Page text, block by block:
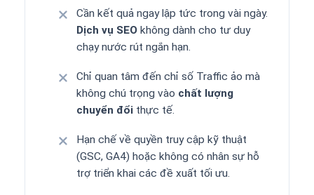
Cần kết quả ngay lập tức trong vài ngày.
Dịch vụ SEO không dành cho tư duy
chạy nước rút ngắn hạn.
Chỉ quan tâm đến chỉ số Traffic ảo mà
không chú trọng vào chất lượng
chuyển đổi thực tế.
Hạn chế về quyền truy cập kỹ thuật
(GSC, GA4) hoặc không có nhân sự hỗ
trợ triển khai các đề xuất tối ưu.